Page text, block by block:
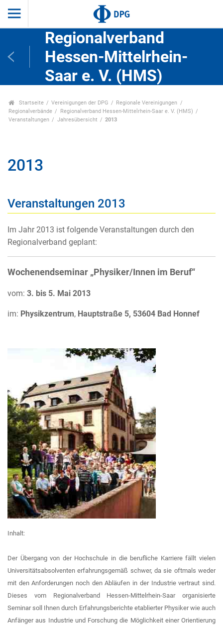
Regionalverband
Hessen-Mittelrhein-
Saar e. V. (HMS)
Startseite Vereinigungen der DPG
Regionale Vereinigungen
Regionalverbände
Regionalverband Hessen-Mittelrhein-Saar e. V. (HMS)
Veranstaltungen
Jahresübersicht 2013
2013
Veranstaltungen 2013
Im Jahr 2013 ist folgende Veranstaltungen durch den
Regionalverband geplant:
Wochenendseminar „Physiker/Innen im Beruf“
vom: 3. bis 5. Mai 2013
im: Physikzentrum, Hauptstraße 5, 53604 Bad Honnef
Inhalt:
Der Übergang von der Hochschule in die berufliche Karriere fällt vielen
Universitätsabsolventen erfahrungsgemäß schwer, da sie oftmals weder
mit den Anforderungen noch den Abläufen in der Industrie vertraut sind.
Dieses vom Regionalverband Hessen-Mittelrhein-Saar organisierte
Seminar soll Ihnen durch Erfahrungsberichte etablierter Physiker wie auch
Anfänger aus Industrie und Forschung die Möglichkeit einer Orientierung